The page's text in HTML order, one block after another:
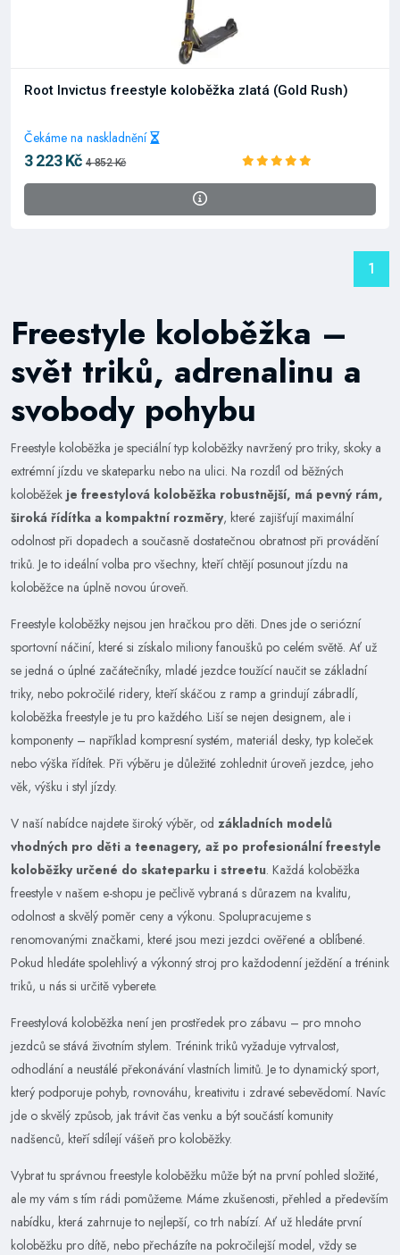
Root Invictus freestyle koloběžka zlatá (Gold Rush)
Čekáme na naskladnění
3 223 Kč 4 852 Kč
1
Freestyle koloběžka –
svět triků, adrenalinu a
svobody pohybu
Freestyle koloběžka je speciální typ koloběžky navržený pro triky, skoky a
extrémní jízdu ve skateparku nebo na ulici. Na rozdíl od běžných
koloběžek je freestylová koloběžka robustnější, má pevný rám,
široká řídítka a kompaktní rozměry, které zajišťují maximální
odolnost při dopadech a současně dostatečnou obratnost při provádění
triků. Je to ideální volba pro všechny, kteří chtějí posunout jízdu na
koloběžce na úplně novou úroveň.
Freestyle koloběžky nejsou jen hračkou pro děti. Dnes jde o seriózní
sportovní náčiní, které si získalo miliony fanoušků po celém světě. Ať už
se jedná o úplné začátečníky, mladé jezdce toužící naučit se základní
triky, nebo pokročilé ridery, kteří skáčou z ramp a grindují zábradlí,
koloběžka freestyle je tu pro každého. Liší se nejen designem, ale i
komponenty – například kompresní systém, materiál desky, typ koleček
nebo výška řídítek. Při výběru je důležité zohlednit úroveň jezdce, jeho
věk, výšku i styl jízdy.
V naší nabídce najdete široký výběr, od základních modelů
vhodných pro děti a teenagery, až po profesionální freestyle
koloběžky určené do skateparku i streetu. Každá koloběžka
freestyle v našem e-shopu je pečlivě vybraná s důrazem na kvalitu,
odolnost a skvělý poměr ceny a výkonu. Spolupracujeme s
renomovanými značkami, které jsou mezi jezdci ověřené a oblíbené.
Pokud hledáte spolehlivý a výkonný stroj pro každodenní ježdění a trénink
triků, u nás si určitě vyberete.
Freestylová koloběžka není jen prostředek pro zábavu – pro mnoho
jezdců se stává životním stylem. Trénink triků vyžaduje vytrvalost,
odhodlání a neustálé překonávání vlastních limitů. Je to dynamický sport,
který podporuje pohyb, rovnováhu, kreativitu i zdravé sebevědomí. Navíc
jde o skvělý způsob, jak trávit čas venku a být součástí komunity
nadšenců, kteří sdílejí vášeň pro koloběžky.
Vybrat tu správnou freestyle koloběžku může být na první pohled složité,
ale my vám s tím rádi pomůžeme. Máme zkušenosti, přehled a především
nabídku, která zahrnuje to nejlepší, co trh nabízí. Ať už hledáte první
koloběžku pro dítě, nebo přecházíte na pokročilejší model, vždy se